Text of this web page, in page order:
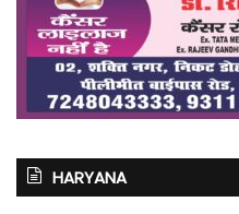
HARYANA